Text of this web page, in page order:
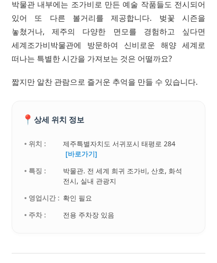
박물관 내부에는 조가비로 만든 예술 작품들도 전시되어
있어 또 다른 볼거리를 제공합니다. 벚꽃 시즌을
놓쳤거나, 제주의 다양한 면모를 경험하고 싶다면
세계조가비박물관에 방문하여 신비로운 해양 세계로
떠나는 특별한 시간을 가져보는 것은 어떨까요?
짧지만 알찬 관람으로 즐거운 추억을 만들 수 있습니다.
📍 상세 위치 정보
• 위치 :
제주특별자치도 서귀포시 태평로 284
[바로가기]
• 특징 :
박물관. 전 세계 희귀 조가비, 산호, 화석
전시, 실내 관광지
• 영업시간 : 확인 필요
• 주차 :
전용 주차장 있음